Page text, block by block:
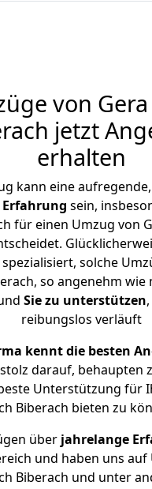
von
jetzt
erhalten
kann eine
Erfahrung sein,
für einen Umzug von
solche
so angenehm wie
Sie zu unterstützen
reibungslos verläuft
kennt die besten
darauf, behaupten
Unterstützung für
Biberach bieten zu
überjahrelange
und haben uns auf
Biberach und unter